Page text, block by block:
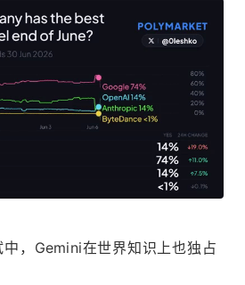
，Gemini在世界知识上也独占